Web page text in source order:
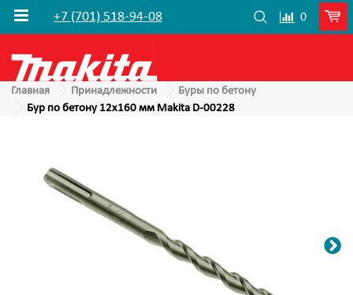
+7 (701) 518-94-08 0
Главная Принадлежности
Буры по бетону
Бур по бетону 12x160 мм Makita D-00228